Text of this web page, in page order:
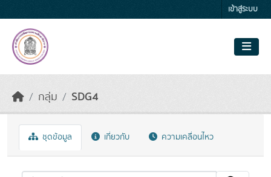
เข้าสู่ระบบ
กลุ่ม SDG4
ชุดข้อมูล เกี่ยวกับ ความเคลื่อนไหว